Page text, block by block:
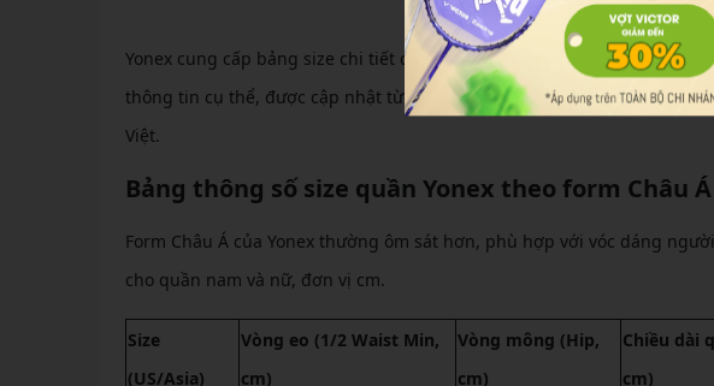
Yonex cung cấp bảng size chi tiết dựa trên các tiêu chuẩn quốc tế,
thông tin cụ thể, được cập nhật từ các nguồn chính hãng năm 2025,
Việt.
Bảng thông số size quần Yonex theo form Châu Á
Form Châu Á của Yonex thường ôm sát hơn, phù hợp với vóc dáng
cho quần nam và nữ, đơn vị cm.
Size
(US/Asia)
Vòng eo (1/2 Waist Min,
cm)
Vòng mông (Hip,
cm)
Chiều dài
cm)